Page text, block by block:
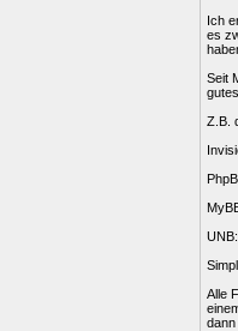
Ich
es
Seit
Z.B.
Alle